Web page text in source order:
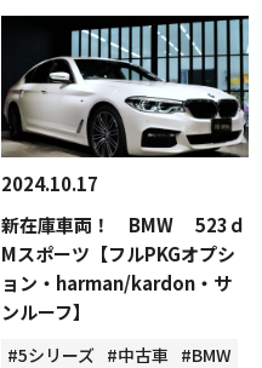
2024.10.17
新在庫車両！ BMW 523ｄ
Mスポーツ【フルPKGオプシ
ョン・harman/kardon・サ
ンルーフ】
#5シリーズ #中古車 #BMW